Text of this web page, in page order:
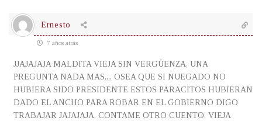
Ernesto
7 años atrás
JJAJAJAJA MALDITA VIEJA SIN VERGÜENZA, UNA
PREGUNTA NADA MAS,,,, OSEA QUE SI NUEGADO NO
HUBIERA SIDO PRESIDENTE ESTOS PARACITOS HUBIERAN
DADO EL ANCHO PARA ROBAR EN EL GOBIERNO DIGO
TRABAJAR JAJAJAJA, CONTAME OTRO CUENTO, VIEJA